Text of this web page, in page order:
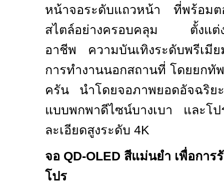
หน้าจอระดับแถวหน้า ที่พร้อมต
สไตล์อย่างครอบคลุม ตั้งแต่ง
อาชีพ ความบันเทิงระดับพรีเมี
การทำงานนอกสถานที่ โดยยกทั
ครัน นำโดยจอภาพยอดอัจฉริ
แบบพกพาดีไซน์บางเบา และโป
ละเอียดสูงระดับ 4K
จอ QD-OLED สีแม่นยำ เพื่อการ
โปร